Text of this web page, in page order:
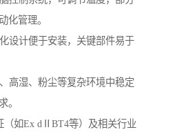
化管理。
设计便于安装，关键部件易于
高湿、粉尘等复杂环境中稳定
。
（如Ex dⅡBT4等）及相关行业